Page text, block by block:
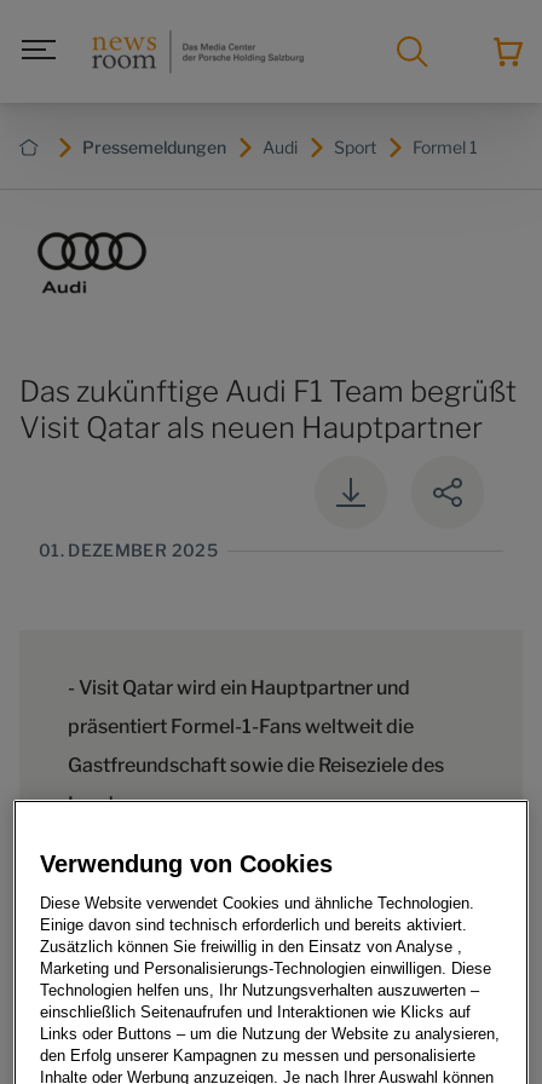
Pressemeldungen Audi Sport Formel 1
Das zukünftige Audi F1 Team begrüßt
Visit Qatar als neuen Hauptpartner
01. DEZEMBER 2025
- Visit Qatar wird ein Hauptpartner und
präsentiert Formel-1-Fans weltweit die
Gastfreundschaft sowie die Reiseziele des
Landes
schaffen, die Katars Attraktionen und
einzigartige Gastfreundschaft in den
Mittelpunkt stellen
- Die Zusammenarbeit soll Fans inspirieren,
das Land durch kulturelle und digitale
Angebote zu entdecken
Verwendung von Cookies
Diese Website verwendet Cookies und ähnliche Technologien.
Einige davon sind technisch erforderlich und bereits aktiviert.
Zusätzlich können Sie freiwillig in den Einsatz von Analyse ,
Marketing und Personalisierungs-Technologien einwilligen. Diese
Technologien helfen uns, Ihr Nutzungsverhalten auszuwerten –
einschließlich Seitenaufrufen und Interaktionen wie Klicks auf
Links oder Buttons – um die Nutzung der Website zu analysieren,
den Erfolg unserer Kampagnen zu messen und personalisierte
Inhalte oder Werbung anzuzeigen. Je nach Ihrer Auswahl können